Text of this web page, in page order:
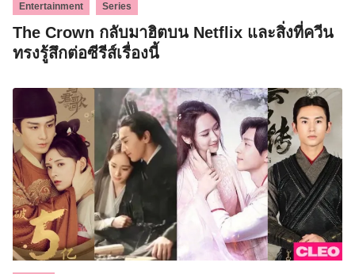
Entertainment Series
The Crown กลับมาฮิตบน Netflix และสิ่งที่ควีน
ทรงรู้สึกต่อซีรีส์เรื่องนี้